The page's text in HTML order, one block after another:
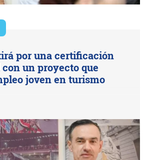
por una certificación
un proyecto que
joven en turismo